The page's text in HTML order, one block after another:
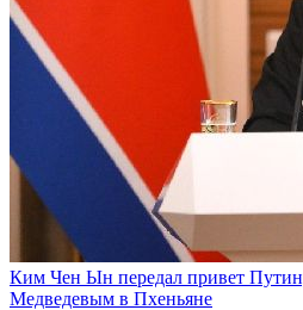
Ким Чен Ын передал привет
Медведевым в Пхеньяне